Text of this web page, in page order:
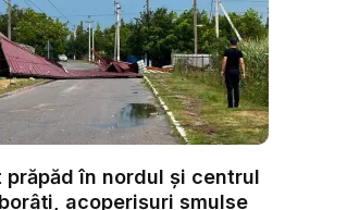
prăpăd în nordul și centrul
acoperișuri smulse